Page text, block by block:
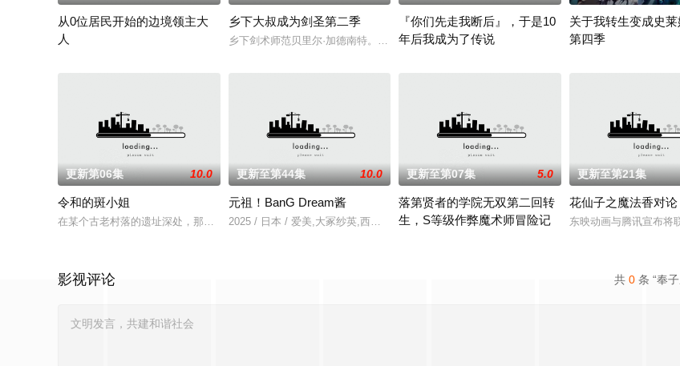
从0位居民开始的边境领主大
人
乡下大叔成为剑圣第二季
乡下剑术师范贝里尔·加德南特。如今，他作为骑士团的特别指导官，同时担任孤儿的监护人，
『你们先走我断后』，于是10
年后我成为了传说
关于我转生变成史
第四季
更新第06集 10.0
令和的斑小姐
在某个古老村落的遗址深处，那一片禁止入内的区域里，存在着被口口相传为“窥之生厄、亵之招祟”的“不可触碰之物”。世代担任山神
更新至第44集 10.0
元祖！BanG Dream酱
2025 / 日本 / 爱美,大冢纱英,西本里美,大桥彩香,伊藤彩沙,佐仓绫音,三泽纱千香,加藤英美里,日笠
更新至第07集 5.0
落第贤者的学院无双第二回转
生，S等级作弊魔术师冒险记
更新至第21集
花仙子之魔法香对论
东映动画与腾讯宣布将
共 0 条 “奉
影视评论